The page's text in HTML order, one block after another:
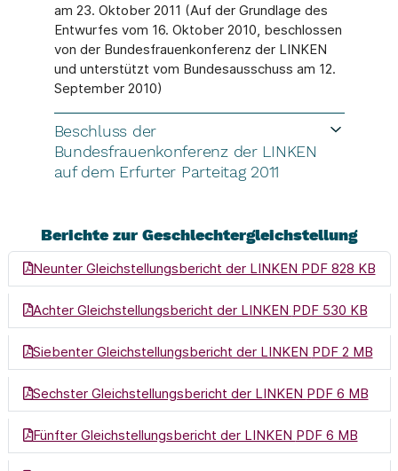
am 23. Oktober 2011 (Auf der Grundlage des
Entwurfes vom 16. Oktober 2010, beschlossen
von der Bundesfrauenkonferenz der LINKEN
und unterstützt vom Bundesausschuss am 12.
September 2010)
Beschluss der
Bundesfrauenkonferenz der LINKEN
auf dem Erfurter Parteitag 2011
Berichte zur Geschlechtergleichstellung
Neunter Gleichstellungsbericht der LINKEN PDF 828 KB
Achter Gleichstellungsbericht der LINKEN PDF 530 KB
Siebenter Gleichstellungsbericht der LINKEN PDF 2 MB
Sechster Gleichstellungsbericht der LINKEN PDF 6 MB
Fünfter Gleichstellungsbericht der LINKEN PDF 6 MB(Link